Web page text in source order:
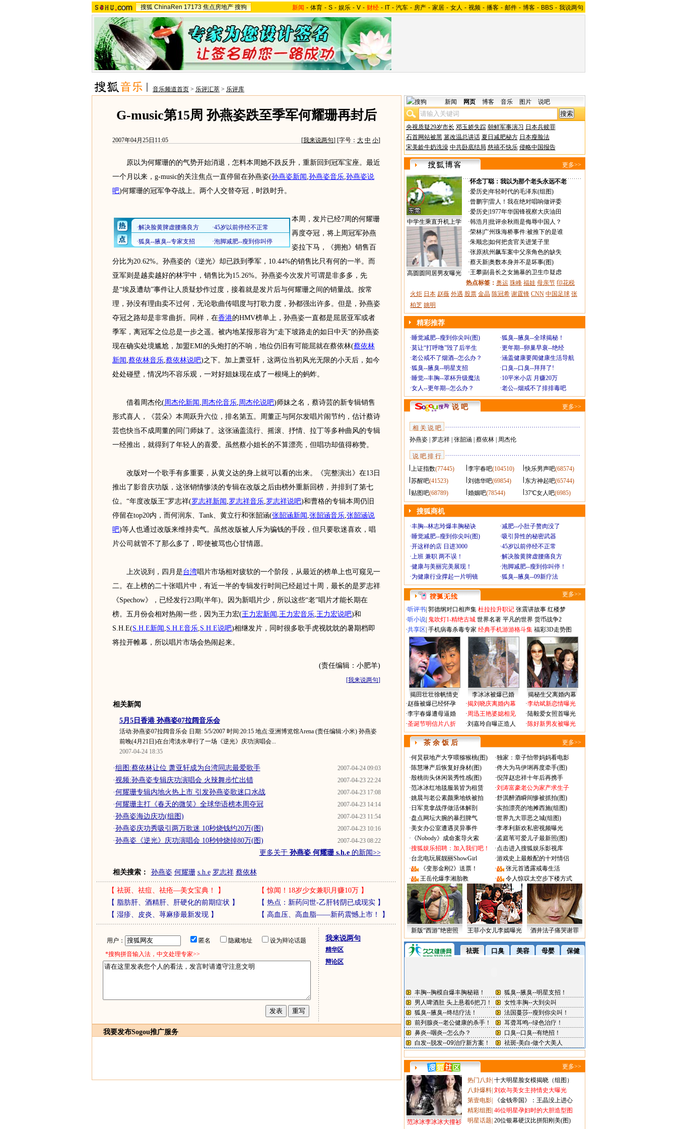
搜狐 ChinaRen 17173 焦点房地产 搜狗 新闻 - 体育 - S - 娱乐 - V - 财经 - IT - 汽车 - 房产 - 家居 - 女人 - 视频 - 播客 - 邮件 - 博客 - BBS - 我说两句
音乐频道首页 > 乐评汇萃 > 乐评库
G-music第15周 孙燕姿跌至季军何耀珊再封后
2007年04月25日11:05 [我来说两句] [字号： 大 中 小]
原以为何耀珊的的气势开始消退，怎料本周她不跌反升，重新回到冠军宝座。最近
一个月以来，g-music的关注焦点一直停留在孙燕姿(孙燕姿新闻 ,孙燕姿音乐,孙燕姿说
吧)何耀珊的冠军争夺战上。两个人交替夺冠，时跌时升。
本周，发片已经7周的何耀珊
再度夺冠，将上周冠军孙燕
姿拉下马，《拥抱》销售百
分比为20.62%。孙燕姿的《逆光》却已跌到季军，10.44%的销售比只有何的一半。而
亚军则是越卖越好的林宇中，销售比为15.26%。孙燕姿今次发片可谓是非多多，先
是“埃及遭劫”事件让人质疑炒作过度，接着就是发片后与何耀珊之间的销量战。按常
理，孙没有理由卖不过何，无论歌曲传唱度与打歌力度，孙都强出许多。但是，孙燕姿
夺冠之路却是非常曲折。同样，在香港的HMV榜单上，孙燕姿一直都是屈居亚军或者
季军，离冠军之位总是一步之遥。被内地某报形容为“走下坡路走的如日中天”的孙燕姿
现在确实处境尴尬，加盟EMI的头炮打的不响，地位仍旧有可能屈就在蔡依林(蔡依林
新闻 ,蔡依林音乐,蔡依林说吧)之下。加上萧亚轩，这两位当初风光无限的小天后，如今
处处碰壁，情况均不容乐观，一对好姐妹现在成了一根绳上的蚂蚱。
借着周杰伦(周杰伦新闻 ,周杰伦音乐,周杰伦说吧)师妹之名，蔡诗芸的新专辑销售
形式喜人，《芸朵》本周跃升六位，排名第五。周董正与阿尔发唱片闹节约，估计蔡诗
芸也快当不成周董的同门师妹了。这张涵盖流行、摇滚、抒情、拉丁等多种曲风的专辑
一经推出，就得到了年轻人的喜爱。虽然蔡小姐长的不算漂亮，但唱功却值得称赞。
改版对一个歌手有多重要，从黄义达的身上就可以看的出来。《完整演出》在13日
推出了影音庆功版，这张销情惨淡的专辑在改版之后由榜外重新回榜，并排到了第七
位。“年度改版王”罗志祥(罗志祥新闻 ,罗志祥音乐,罗志祥说吧)和曹格的专辑本周仍旧
停留在top20内，而何润东、Tank、黄立行和张韶涵(张韶涵新闻 ,张韶涵音乐,张韶涵说
吧)等人也通过改版来维持卖气。虽然改版被人斥为骗钱的手段，但只要歌迷喜欢，唱
片公司就管不了那么多了，即使被骂也心甘情愿。
上次说到，四月是台湾唱片市场相对疲软的一个阶段，从最近的榜单上也可窥见一
二。在上榜的二十张唱片中，有近一半的专辑发行时间已经超过十周，最长的是罗志祥
《Spechow》，已经发行23周(半年)。因为新唱片少，所以这些“老”唱片才能长期在
榜。五月份会相对热闹一些，因为王力宏(王力宏新闻 ,王力宏音乐,王力宏说吧)和
S.H.E(S.H.E新闻 ,S.H.E音乐,S.H.E说吧)相继发片，同时很多歌手虎视眈眈的暑期档即
将拉开帷幕，所以唱片市场会热闹起来。
(责任编辑：小肥羊)
[我来说两句]
相关新闻
5月5日香港 孙燕姿07拉阔音乐会
活动:孙燕姿07拉阔音乐会 日期: 5/5/2007 时间:20:15 地点:亚洲博览馆Arena (责任编辑:小米) 孙燕姿
前晚(4月21日)在台湾淡水举行了一场《逆光》庆功演唱会...
2007-04-24 18:35
2007-04-24 09:03
·组图:蔡依林让位 萧亚轩成为台湾同志最爱歌手
2007-04-23 22:24
·视频:孙燕姿专辑庆功演唱会 火辣舞步忙出错
2007-04-23 17:08
·何耀珊专辑内地火热上市 引发孙燕姿歌迷口水战
2007-04-23 14:14
·何耀珊主打《春天的微笑》全球华语榜本周夺冠
2007-04-23 11:54
·孙燕姿海边庆功(组图)
2007-04-23 10:16
·孙燕姿庆功秀吸引两万歌迷 10秒烧钱约20万(图)
2007-04-23 08:22
·孙燕姿《逆光》庆功演唱会 10秒钟烧掉80万(图)
更多关于 孙燕姿 何耀珊 s.h.e的新闻>>
相关搜索： 孙燕姿 何耀珊 s.h.e 罗志祥 蔡依林
【 祛斑、祛痘、祛疮—美女宝典！ 】 【惊闻！18岁少女兼职月赚10万】
【 脂肪肝、酒精肝、肝硬化的前期症状 】 【 热点：新药问世-乙肝转阴已成现实】
【 湿疹、皮炎、荨麻疹最新发现】 【 高血压、高血脂——新药震憾上市！ 】
用户： 匿名 隐藏地址
设为辩论话题
*搜狗拼音输入法，中文处理专家>>
我来说两句
精华区
辩论区
我要发布Sogou推广服务
新闻 网页 博客 音乐 图片 说吧
央视质疑29岁市长 邓玉娇失踪 朝鲜军事演习 日本兵赎罪
石首网站被黑 篡改温总讲话 夏日减肥秘方 日本瘦脸法
宋美龄牛奶洗澡 中共卧底结局 慈禧不快乐 侵略中国报告
更多>>
中学生乘直升机上学
高圆圆同居男友曝光
·怀念丁聪：我以为那个老头永远不老
·爱历史 年轻时代的毛泽东(组图)
·曾鹏宇|雷人！我在绝对唱响做评委
·爱历史 1977年华国锋视察大庆油田
·韩浩月 批评余秋雨是侮辱中国人？
·荣林| 广州珠海桥事件:被推下的是谁
·朱顺忠 如何把贪官关进笼子里
·张原|杭州飙车案中父亲角色的缺失
·蔡天新|奥数本身并不是坏事(图)
·王攀|副县长之女施暴的卫生巾疑虑
热点标签： 奥运 珠峰 福娃 母亲节 印花税
火炬 日本 赵薇 外遇 股票 金晶 陈冠希 谢霆锋 CNN 中国足球 张
柏芝 姚明
精彩推荐
·睡觉减肥--瘦到你尖叫(图) ·狐臭--腋臭--全球揭秘！
·莫让“打呼噜”毁了后半生 ·更年期--卵巢早衰--绝经
·老公戒不了烟酒--怎么办？ ·涵盖健康要闻健康生活导航
·狐臭--腋臭--明星支招 ·口臭--口臭--拜拜了!
·睡觉--丰胸--罩杯升级魔法 ·10平米小店 月赚20万
·女人--更年期--怎么办？ ·老公--烟戒不了排排毒吧
说 吧 更多>>
相 关 说 吧
孙燕姿| 罗志祥| 张韶涵| 蔡依林| 周杰伦
说 吧 排 行
上证指数(77445) 李宇春吧(104510) 快乐男声吧(68574)
苏醒吧(41523) 刘德华吧(69854) 东方神起吧(65744)
贴图吧(68789) 婚姻吧(78544) 37℃女人吧(6985)
搜狐商机
·丰胸--林志玲爆丰胸秘诀 ·减肥--小肚子赘肉没了
·睡觉减肥--瘦到你尖叫(图) ·吸引异性的秘密武器
·开这样的店 日进3000 ·45岁以前停经不正常
·上班 兼职 两不误！ ·解决脸黄脾虚腰痛良方
·健康与美丽完美展现！ ·泡脚减肥--瘦到你叫停！
·为健康行业撑起一片明镜 ·狐臭--腋臭--09新疗法
更多>>
·听评书 郭德纲对口相声集 杜拉拉升职记 张震讲故事 红楼梦
·听小说 鬼吹灯1-精绝古城 世界名著 平凡的世界 货币战争2
·共享区 手机病毒杀毒专家 经典手机游游格斗集 福彩3D走势图
揭田壮壮徐帆情史 李冰冰被爆已婚
揭秘生父离婚内幕
·赵薇被爆已经怀孕
·李宇春爆遭母逼婚
·圣诞节明信片八折
·揭刘晓庆离婚内幕
·周迅王艳婆媳相见
·刘嘉玲自曝正造人
·李幼斌新恋情曝光
·陆毅爱女照首曝光
·陈好新男友被曝光
茶 余 饭 后 更多>>
·何炅获地产大亨喂猕猴桃(图) ·独家：章子怡带妈妈看电影
·陈慧琳产后恢复好身材(图) ·佟大为马伊琍再度牵手(图)
·殷桃街头休闲装秀性感(图) ·倪萍赵忠祥十年后再携手
·范冰冰红地毯服装皆为租赁 ·刘涛富豪老公为家产求生子
·姚晨与老公素颜乘地铁被拍 ·舒淇醉酒瞬间惨被抓拍(图)
· 日军竟拿战俘做活体解剖 ·实拍漂亮的地摊西施(组图)
·盘点网坛大腕的暴烈脾气 ·世界九大罪恶之城(组图)
·美女办公室遭遇灵异事件 ·李孝利新欢私密视频曝光
· 《Nobody》成命案导火索 ·孟庭苇可爱儿子最新照(图)
·搜狐娱乐招聘：加入我们吧！ ·点击进入搜狐娱乐影视库
·台北电玩展靓丽ShowGirl ·游戏史上最般配的十对情侣
·
《变形金刚2》送票！ ·
张元首透露戒毒生活
·
王岳伦爆李湘胎教 · 令人惊叹太空步下楼方式
新版“西游”绝密照 王菲小女儿李嫣曝光 酒井法子痛哭谢罪
更多>>
范冰冰李冰冰大撞衫
热门八卦 十大明星脸女模揭晓（组图）
八卦爆料 刘欢与美女主持情史大曝光
第壹电影
《金钱帝国》：王晶没上进心
精彩组图 46位明星孕妇时的大胆造型图
明星话题 20位银幕硬汉比拼阳刚美(图)